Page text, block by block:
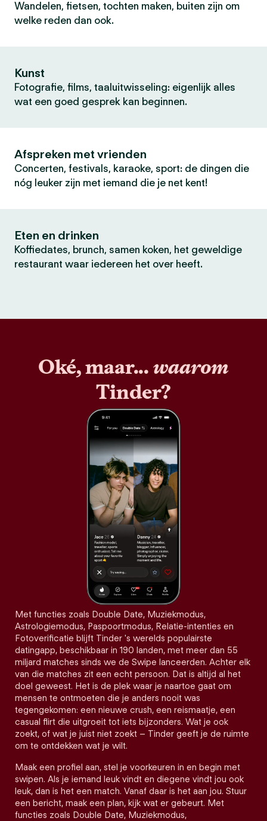
Wandelen, fietsen, tochten maken, buiten zijn om
welke reden dan ook.
Kunst
Fotografie, films, taaluitwisseling: eigenlijk alles
wat een goed gesprek kan beginnen.
Afspreken met vrienden
Concerten, festivals, karaoke, sport: de dingen die
nóg leuker zijn met iemand die je net kent!
Eten en drinken
Koffiedates, brunch, samen koken, het geweldige
restaurant waar iedereen het over heeft.
Oké, maar...waarom
Tinder?
Met functies zoals Double Date, Muziekmodus,
Astrologiemodus, Paspoortmodus, Relatie-intenties en
Fotoverificatie blijft Tinder 's werelds populairste
datingapp, beschikbaar in 190 landen, met meer dan 55
miljard matches sinds we de Swipe lanceerden. Achter elk
van die matches zit een echt persoon. Dat is altijd al het
doel geweest. Het is de plek waar je naartoe gaat om
mensen te ontmoeten die je anders nooit was
tegengekomen: een nieuwe crush, een reismaatje, een
casual flirt die uitgroeit tot iets bijzonders. Wat je ook
zoekt, of wat je juist niet zoekt – Tinder geeft je de ruimte
om te ontdekken wat je wilt.
Maak een profiel aan, stel je voorkeuren in en begin met
swipen. Als je iemand leuk vindt en diegene vindt jou ook
leuk, dan is het een match. Vanaf daar is het aan jou. Stuur
een bericht, maak een plan, kijk wat er gebeurt. Met
functies zoals Double Date, Muziekmodus,